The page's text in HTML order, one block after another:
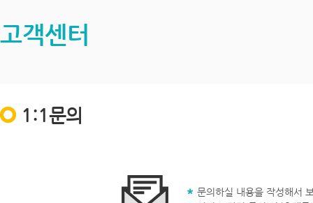
고객센터
1:1문의
문의하실 내용을 작성해서